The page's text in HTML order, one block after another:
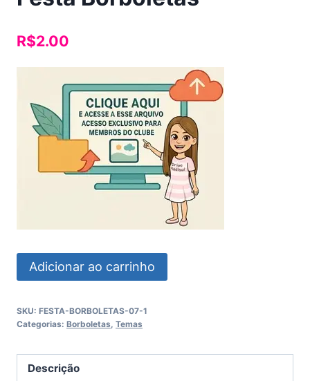
R$2.00
Festa
Borboletas
Adicionar ao carrinho
SKU: FESTA-BORBOLETAS-07-1
Categorias: Borboletas, Temas
Descrição